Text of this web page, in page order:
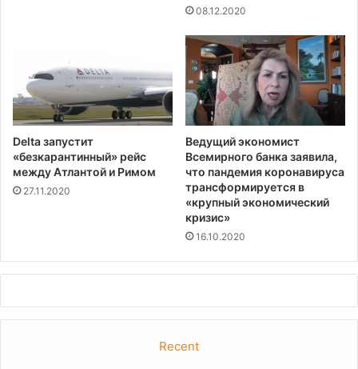
м
и
а
о
08.12.2020
Delta запустит
«безкарантинный» рейс
между Атлантой и Римом
27.11.2020
Ведущий экономист
Всемирного банка заявила,
что пандемия коронавируса
трансформируется в
«крупный экономический
кризис»
16.10.2020
Recent